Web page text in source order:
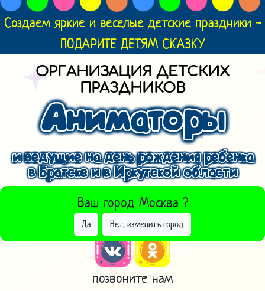
Создаем яркие и веселые детские праздники -
ПОДАРИТЕ ДЕТЯМ СКАЗКУ
ОРГАНИЗАЦИЯ ДЕТСКИХ
ПРАЗДНИКОВ
Аниматоры
и ведущие на день рождения ребенка
в Братске и в Иркутской области
Ваш город Москва ?
Да Нет, изменить город
ВЫБРАТЬ ДРУГОЙ ГОРОД
позвоните нам